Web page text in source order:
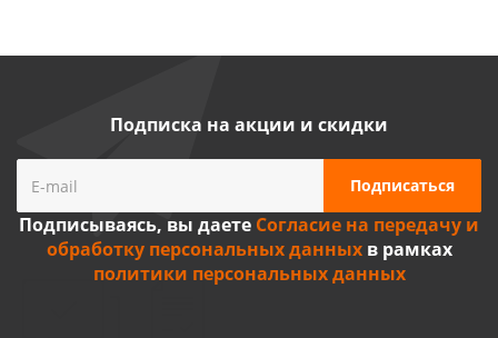
Подписка на акции и скидки
Подписываясь, вы даете Согласие на передачу и
обработку персональных данныхв рамках
политики персональных данных